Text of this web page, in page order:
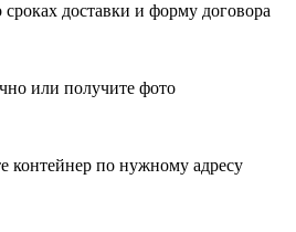
доставки и форму договора
или получите фото
контейнер по нужному адресу